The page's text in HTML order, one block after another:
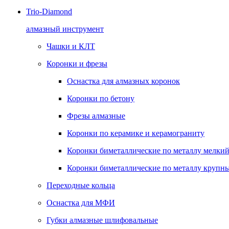
Trio-Diamond
алмазный инструмент
Чашки и КЛТ
Коронки и фрезы
Оснастка для алмазных коронок
Коронки по бетону
Фрезы алмазные
Коронки по керамике и керамограниту
Коронки биметаллические по металлу
Коронки биметаллические по металлу
Переходные кольца
Оснастка для МФИ
Губки алмазные шлифовальные